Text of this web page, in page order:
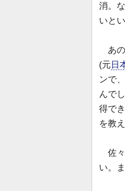
消。
いと
あの
(元 日
ンで
んで
得で
を教
佐々
い。